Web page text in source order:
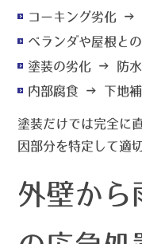
コーキング劣化 →
ベランダや屋根と
塗装の劣化 → 防水
内部腐食 → 下地
塗装だけでは完全に
因部分を特定して適
外壁から